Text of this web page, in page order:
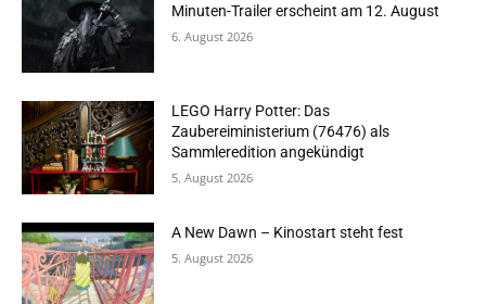
Minuten-Trailer erscheint am 12. August
6. August 2026
LEGO Harry Potter: Das
Zaubereiministerium (76476) als
Sammleredition angekündigt
5. August 2026
A New Dawn – Kinostart steht fest
5. August 2026